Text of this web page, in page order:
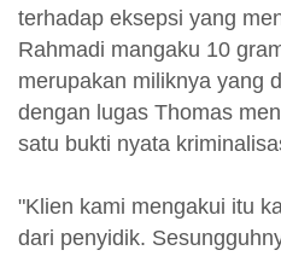
terhadap eksepsi yang
Rahmadi mangaku 10
merupakan miliknya yang
dengan lugas Thomas
satu bukti nyata
"Klien kami mengakui itu
dari penyidik.